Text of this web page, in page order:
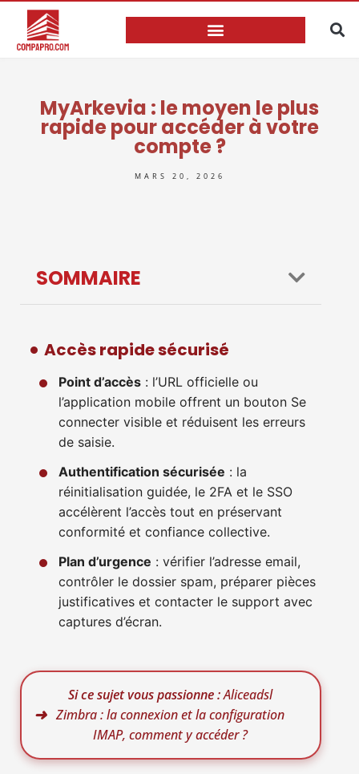
MyArkevia : le moyen le plus
rapide pour accéder à votre
compte ?
MARS 20, 2026
SOMMAIRE
Accès rapide sécurisé
Point d’accès : l’URL officielle ou
l’application mobile offrent un bouton Se
connecter visible et réduisent les erreurs
de saisie.
Authentification sécurisée : la
réinitialisation guidée, le 2FA et le SSO
accélèrent l’accès tout en préservant
conformité et confiance collective.
Plan d’urgence : vérifier l’adresse email,
contrôler le dossier spam, préparer pièces
justificatives et contacter le support avec
captures d’écran.
Si ce sujet vous passionne :Aliceadsl
Zimbra : la connexion et la configuration
IMAP, comment y accéder ?